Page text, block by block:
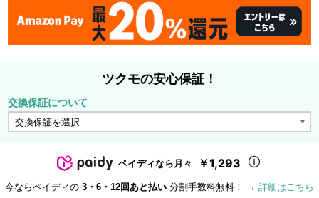
ツクモの安心保証！
交換保証について
ペイディなら月々 ￥1,293
今ならペイディの 3・6・12回あと払い 分割手数料無料！ → 詳細はこちら